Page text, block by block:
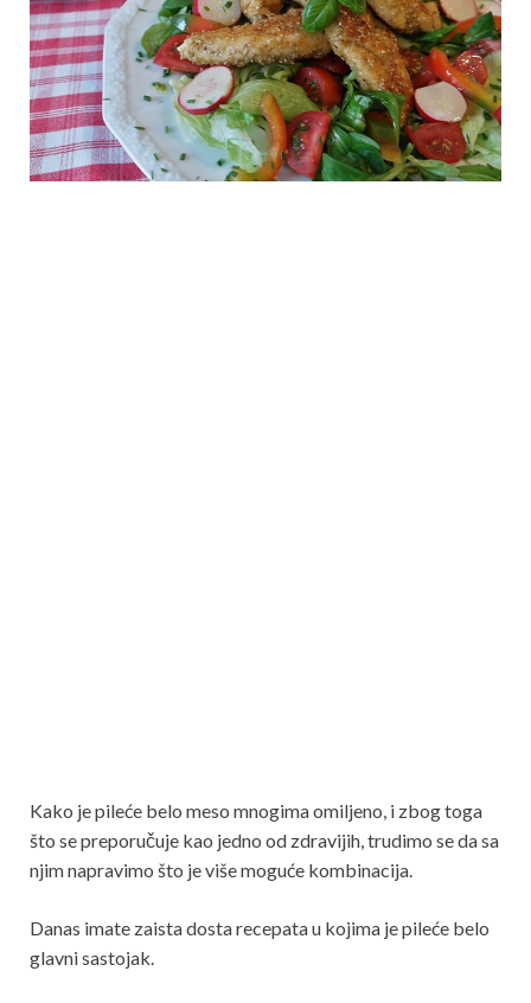
Kako je pileće belo meso mnogima omiljeno, i zbog toga
što se preporučuje kao jedno od zdravijih, trudimo se da sa
njim napravimo što je više moguće kombinacija.
Danas imate zaista dosta recepata u kojima je pileće belo
glavni sastojak.